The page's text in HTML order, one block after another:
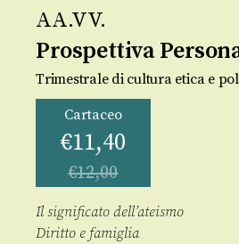
AA.VV.
Prospettiva
Trimestrale di cultura etica e
Cartaceo
€11,40
€12,00
Il significato dell’ateismo
Diritto e famiglia